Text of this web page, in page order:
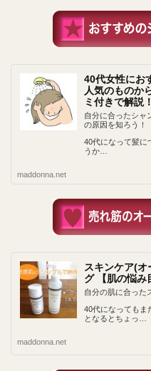
40代女性にお
人気のものか
ミ付きで解説！
自分に合ったシャ
の原因を知ろう！
40代になって髪に
うか…
maddonna.net
スキンケア(
グ 【肌の悩み
自分の肌に合った
40代になってもま
となるとちょっ…
maddonna.net